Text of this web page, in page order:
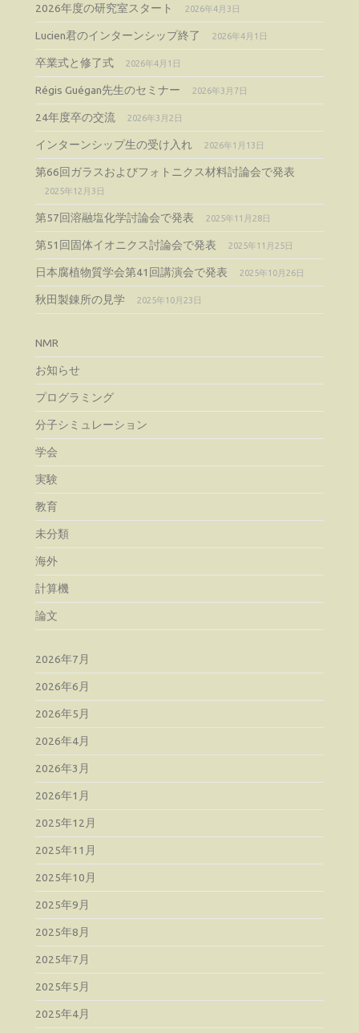
2026年度の研究室スタート 2026年4月3日
Lucien君のインターンシップ終了 2026年4月1日
卒業式と修了式 2026年4月1日
Régis Guégan先生のセミナー 2026年3月7日
24年度卒の交流 2026年3月2日
インターンシップ生の受け入れ 2026年1月13日
第66回ガラスおよびフォトニクス材料討論会で発表
2025年12月3日
第57回溶融塩化学討論会で発表 2025年11月28日
第51回固体イオニクス討論会で発表 2025年11月25日
日本腐植物質学会第41回講演会で発表 2025年10月26日
秋田製錬所の見学 2025年10月23日
NMR
お知らせ
プログラミング
分子シミュレーション
学会
実験
教育
未分類
海外
計算機
論文
2026年7月
2026年6月
2026年5月
2026年4月
2026年3月
2026年1月
2025年12月
2025年11月
2025年10月
2025年9月
2025年8月
2025年7月
2025年5月
2025年4月